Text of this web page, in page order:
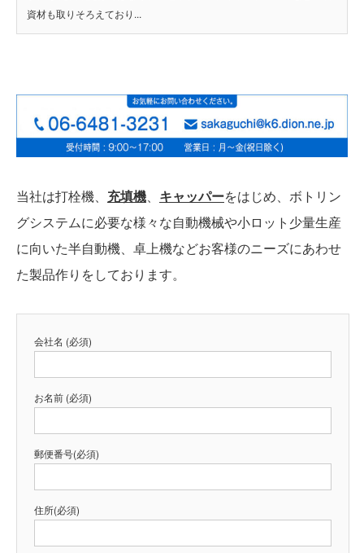
資材も取りそろえており...
当社は打栓機、 充填機、 キャッパーをはじめ、ボトリン
グシステムに必要な様々な自動機械や小ロット少量生産
に向いた半自動機、卓上機などお客様のニーズにあわせ
た製品作りをしております。
会社名 (必須)
お名前 (必須)
郵便番号(必須)
住所(必須)